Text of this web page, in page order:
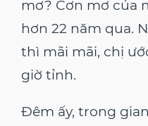
mơ? Cơn mơ của
hơn 22 năm qua.
thì mãi mãi, chị
giờ tỉnh.
Đêm ấy, trong